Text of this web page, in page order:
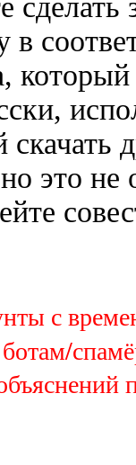
в
скачать
это не
с